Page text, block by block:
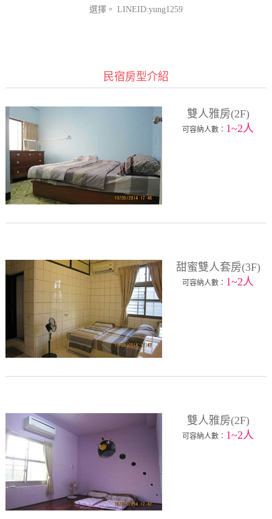
選擇。 LINEID:yung1259
民宿房型介紹
雙人雅房(2F)
可容納人數： 1~2人
甜蜜雙人套房(3F)
可容納人數： 1~2人
雙人雅房(2F)
可容納人數： 1~2人